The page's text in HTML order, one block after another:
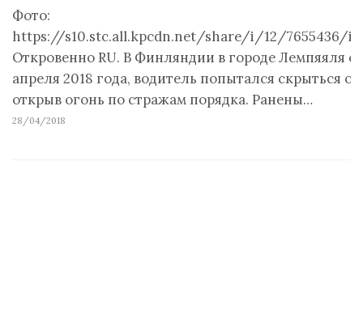
Фото:
https://s10.stc.all.kpcdn.net/share/i/12/7655436/
Откровенно RU. В Финляндии в городе Лемпяяля
апреля 2018 года, водитель попытался скрыться
открыв огонь по стражам порядка. Ранены…
28/04/2018